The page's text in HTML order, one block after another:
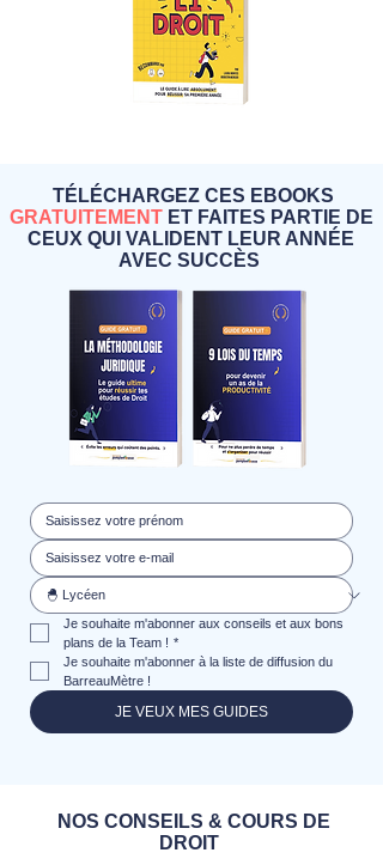
Droit
?
(Ebook
PDF)
Droit
?
(PDF)
TÉLÉCHARGEZ CES EBOOKS
GRATUITEMENTET FAITES PARTIE DE
CEUX QUI VALIDENT LEUR ANNÉE
AVEC SUCCÈS
Je souhaite m'abonner aux conseils et aux bons
plans de la Team ! *
Je souhaite m'abonner à la liste de diffusion du
BarreauMètre !
JE VEUX MES GUIDES
NOS CONSEILS & COURS DE
DROIT